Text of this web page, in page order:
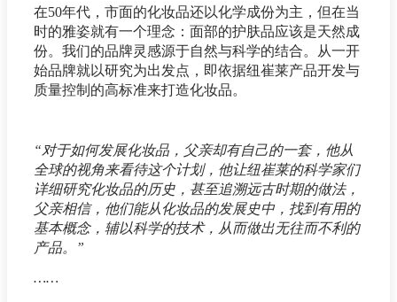
在50年代，市面的化妆品还以化学成份为主，但在当
时的雅姿就有一个理念：面部的护肤品应该是天然成
份。我们的品牌灵感源于自然与科学的结合。从一开
始品牌就以研究为出发点，即依据纽崔莱产品开发与
质量控制的高标准来打造化妆品。
“对于如何发展化妆品，父亲却有自己的一套，他从
全球的视角来看待这个计划，他让纽崔莱的科学家们
详细研究化妆品的历史，甚至追溯远古时期的做法，
父亲相信，他们能从化妆品的发展史中，找到有用的
基本概念，辅以科学的技术，从而做出无往而不利的
产品。”
……